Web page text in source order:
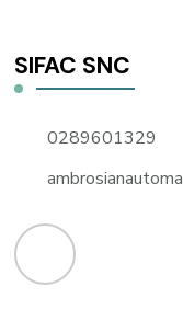
SIFAC SNC
0289601329